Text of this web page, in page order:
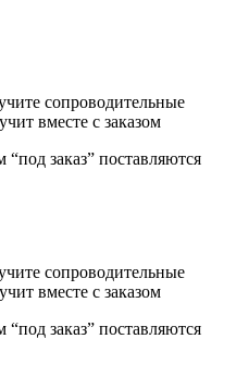
сопроводительные
вместе с заказом
“под заказ” поставляются
сопроводительные
вместе с заказом
“под заказ” поставляются